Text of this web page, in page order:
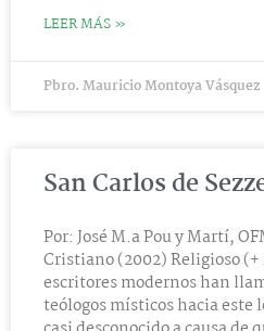
LEER MÁS »
Pbro. Mauricio Montoya Vásquez
San Carlos de
Por: José M.a Pou y Martí,
Cristiano (2002) Religioso (+
escritores modernos han
teólogos místicos hacia este